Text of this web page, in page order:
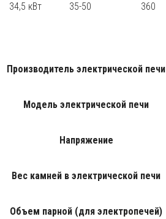
34,5 кВт
35-50 360
Производитель электрической печи
Модель электрической печи
Напряжение
Вес камней в электрической печи
Объем парной (для электропечей)